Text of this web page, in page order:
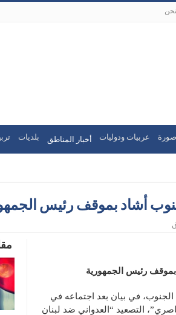
عربيات ودوليات أخبار المناطق بلديات
أشاد بموقف رئيس
رئيس الجمهورية
الجنوب، في بيان بعد اجتماعه في
التصعيد “العدواني ضد لبنان